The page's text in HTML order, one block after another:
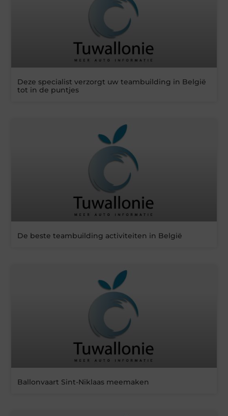
Deze specialist verzorgt uw teambuilding in België
tot in de puntjes
De beste teambuilding activiteiten in België
Ballonvaart Sint-Niklaas meemaken